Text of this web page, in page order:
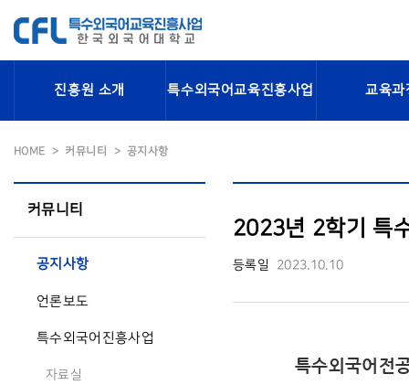
진흥원 소개 특수외국어교육진흥사업 교육과
HOME 커뮤니티 공지사항
커뮤니티
공지사항
언론보도
특수외국어진흥사업
자료실
2023년 2학기 특
등록일 2023.10.10
특수외국어전